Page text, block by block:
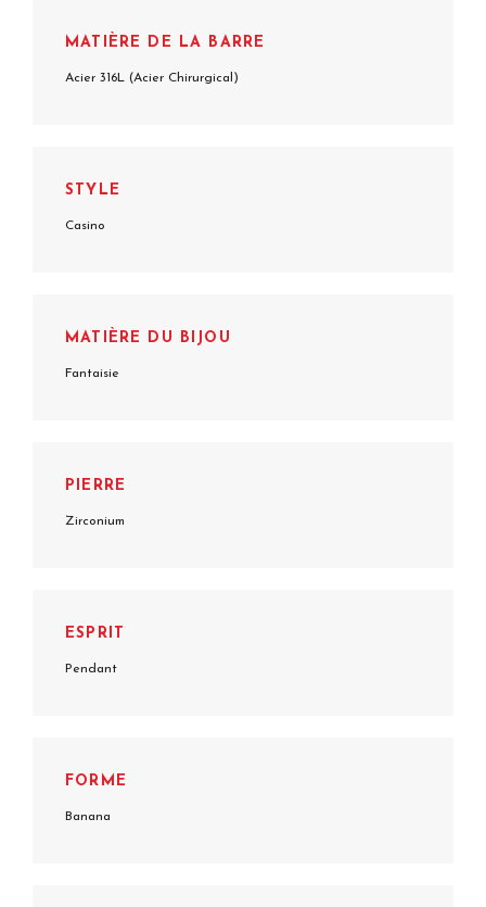
MATIÈRE DE LA BARRE
Acier 316L (Acier Chirurgical)
STYLE
Casino
MATIÈRE DU BIJOU
Fantaisie
PIERRE
Zirconium
ESPRIT
Pendant
FORME
Banana